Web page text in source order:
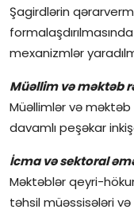
Şagirdlərin
mexanizmlər
Müəllim və məktəb
Müəllimlər və
davamlı peşəkar
İcma və sektoral
Məktəblər qeyri-
təhsil müəssisələri